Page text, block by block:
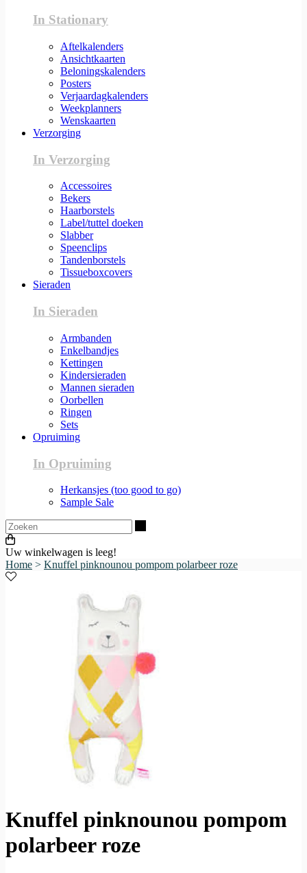
In Stationary
Aftelkalenders
Ansichtkaarten
Beloningskalenders
Posters
Verjaardagkalenders
Weekplanners
Wenskaarten
Verzorging
In Verzorging
Accessoires
Bekers
Haarborstels
Label/tuttel doeken
Slabber
Speenclips
Tandenborstels
Tissueboxcovers
Sieraden
In Sieraden
Armbanden
Enkelbandjes
Kettingen
Kindersieraden
Mannen sieraden
Oorbellen
Ringen
Sets
Opruiming
In Opruiming
Herkansjes (too good to go)
Sample Sale
Uw winkelwagen is leeg!
Home > Knuffel pinknounou pompom polarbeer roze
Knuffel pinknounou pompom
polarbeer roze